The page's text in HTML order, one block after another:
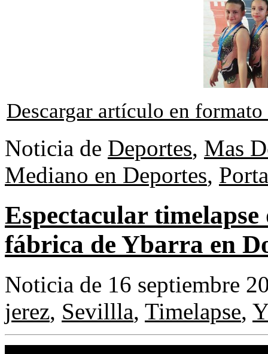
Descargar artículo en formato
Noticia de Deportes, Mas
Mediano en Deportes,
Espectacular
fábrica de Ybarra en
Noticia de 16 septiembre
jerez, Sevillla, Timelapse,